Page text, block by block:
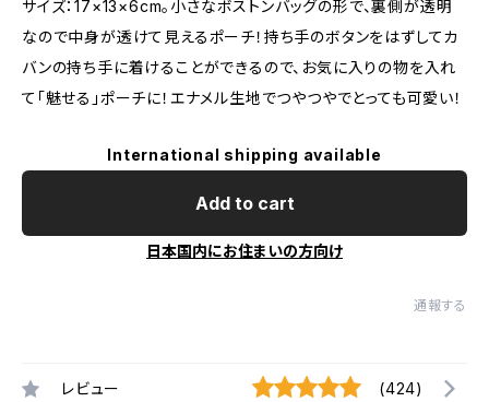
サイズ：17×13×6cm。小さなボストンバッグの形で、裏側が透明
なので中身が透けて見えるポーチ！持ち手のボタンをはずしてカ
バンの持ち手に着けることができるので、お気に入りの物を入れ
て「魅せる」ポーチに！エナメル生地でつやつやでとっても可愛い！
International shipping available
Add to cart
日本国内にお住まいの方向け
通報する
レビュー (424)